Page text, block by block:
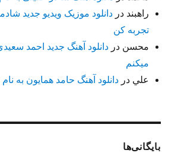
راهبند دردانلود موزیک ویدیو جدید
تجربه کن
محسن دردانلود آهنگ جدید احمد
میکنم
علي دردانلود آهنگ حامد همایون به
بایگانی‌ها